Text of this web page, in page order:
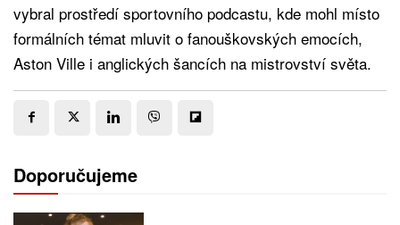
vybral prostředí sportovního podcastu, kde mohl místo
formálních témat mluvit o fanouškovských emocích,
Aston Ville i anglických šancích na mistrovství světa.
Doporučujeme